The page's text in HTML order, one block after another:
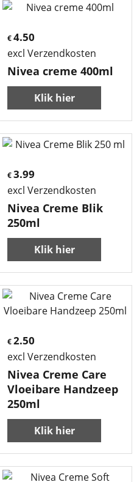
€4.50
excl Verzendkosten
Nivea creme 400ml
Klik hier
€3.99
excl Verzendkosten
Nivea Creme Blik
250ml
Klik hier
€2.50
excl Verzendkosten
Nivea Creme Care
Vloeibare Handzeep
250ml
Klik hier